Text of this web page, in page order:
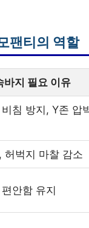
팬티의 역할
바지 필요 이유
침 방지, Y존 압
허벅지 마찰 감소
안함 유지